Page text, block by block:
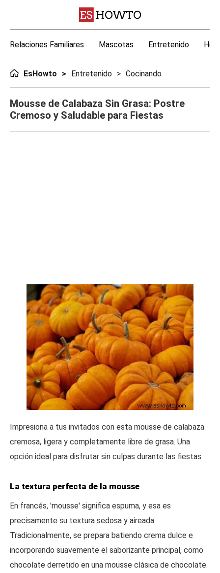
Relaciones Familiares Mascotas Entretenido
EsHowto Entretenido Cocinando
Mousse de Calabaza Sin Grasa: Postre
Cremoso y Saludable para Fiestas
Impresiona a tus invitados con esta mousse de calabaza
cremosa, ligera y completamente libre de grasa. Una
opción ideal para disfrutar sin culpas durante las fiestas.
La textura perfecta de la mousse
En francés, 'mousse' significa espuma, y esa es
precisamente su textura sedosa y aireada.
Tradicionalmente, se prepara batiendo crema dulce e
incorporando suavemente el saborizante principal, como
chocolate derretido en una mousse clásica de chocolate.